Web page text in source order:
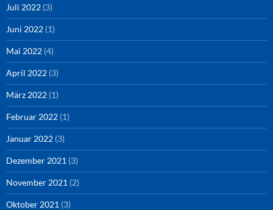
Juli 2022 (3)
Juni 2022 (1)
Mai 2022 (4)
April 2022 (3)
März 2022 (1)
Februar 2022 (1)
Januar 2022 (3)
Dezember 2021 (3)
November 2021 (2)
Oktober 2021 (3)